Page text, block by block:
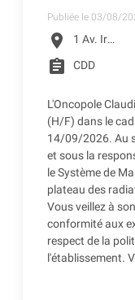
Publiée le 03/08/
location_on 1 Av. Irène Joliot-Curie, Toulouse
assignment CDD
L'Oncopole
(H/F) dans le
14/09/2026. Au
et sous la
le Système de
plateau des
Vous veillez à
conformité aux
respect de la
l'établissement.